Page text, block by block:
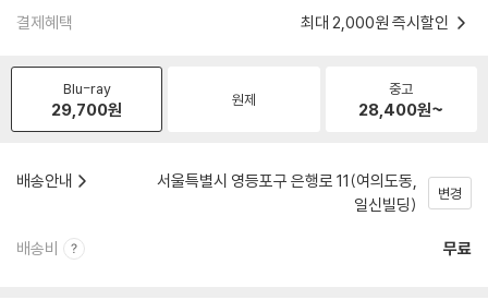
결제혜택 최대 2,000원 즉시할인
Blu-ray
29,700원 원제
중고
28,400원~
배송안내
서울특별시 영등포구 은행로 11(여의도동,
일신빌딩)
변경
배송비 무료